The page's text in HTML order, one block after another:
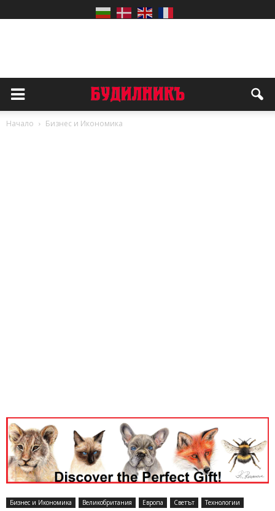
Начало Бизнес и Икономика
Бизнес и Икономика Великобритания Европа Светът Технологии